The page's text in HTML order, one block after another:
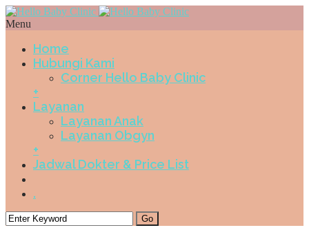
Menu
Home
Hubungi Kami
Corner Hello Baby Clinic
+
Layanan
Layanan Anak
Layanan Obgyn
+
Jadwal Dokter & Price List
.